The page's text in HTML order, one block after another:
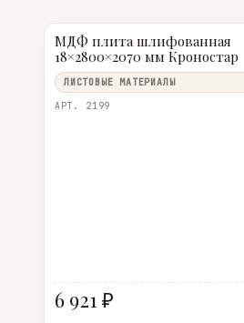
МДФ плита шлифованная
18×2800×2070 мм Кроностар
ЛИСТОВЫЕ МАТЕРИАЛЫ
АРТ. 2199
6 921 ₽